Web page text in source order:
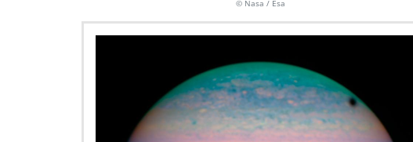
© Nasa / Esa